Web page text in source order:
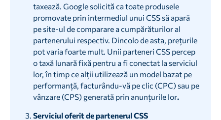
taxează. Google solicită ca toate produsele
promovate prin intermediul unui CSS să apară
pe site-ul de comparare a cumpărăturilor al
partenerului respectiv. Dincolo de asta, prețurile
pot varia foarte mult. Unii parteneri CSS percep
o taxă lunară fixă pentru a fi conectat la serviciul
lor, în timp ce alții utilizează un model bazat pe
performanță, facturându-vă pe clic (CPC) sau pe
vânzare (CPS) generată prin anunțurile lor.‍
Serviciul oferit de partenerul CSS